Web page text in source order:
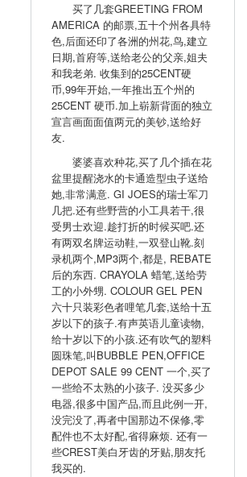
买了几套GREETING FROM
AMERICA 的邮票,五十个州各具特
色,后面还印了各洲的州花,鸟,建立
日期,首府等,送给老公的父亲,姐夫
和我老弟. 收集到的25CENT硬
币,99年开始,一年推出五个州的
25CENT 硬币.加上崭新背面的独立
宣言画面面值两元的美钞,送给好
友.
婆婆喜欢种花,买了几个插在花
盆里提醒浇水的卡通造型虫子送给
她,非常满意. GI JOES的瑞士军刀
几把.还有些野营的小工具若干,很
受男士欢迎.趁打折的时候买吧.还
有两双名牌运动鞋,一双登山靴.刻
录机两个,MP3两个,都是, REBATE
后的东西. CRAYOLA 蜡笔,送给劳
工的小外甥. COLOUR GEL PEN
六十只装彩色者哩笔几套,送给十五
岁以下的孩子.有声英语儿童读物,
给十岁以下的小孩.还有吹气的塑料
圆珠笔,叫BUBBLE PEN,OFFICE
DEPOT SALE 99 CENT 一个,买了
一些给不太熟的小孩子. 没买多少
电器,很多中国产品,而且此例一开,
没完没了,再者中国那边不保修,零
配件也不太好配,省得麻烦. 还有一
些CREST美白牙齿的牙贴,朋友托
我买的.